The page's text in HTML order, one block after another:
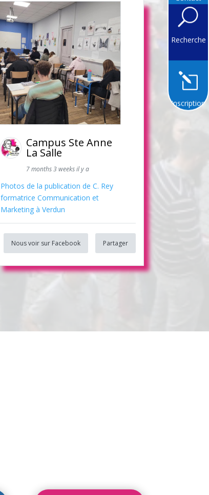
Campus Ste Anne
La Salle
7 months 3 weeks il y a
Photos de la publication de C. Rey
formatrice Communication et
Marketing à Verdun
Nous voir sur Facebook Partager
U
Recherche
l
Inscription